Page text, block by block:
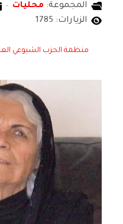
المجموعة: محليات
الزيارات: 1785
منظمة الحزب الشيوعي